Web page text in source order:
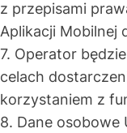
z przepisami
Aplikacji Mobilnej
7. Operator
celach
korzystaniem z
8. Dane